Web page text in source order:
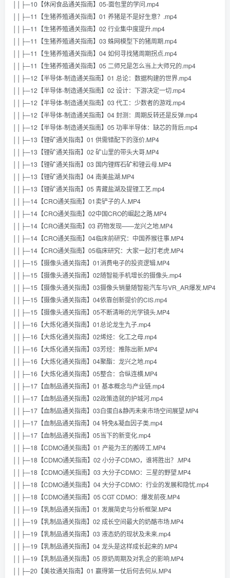
││├─10【休闲食品通关指南】05-面包里的学问.mp4
││├─11【生猪养殖通关指南】01 养猪是不是好生意？.mp4
││├─11【生猪养殖通关指南】02 行业集中度提升.mp4
││├─11【生猪养殖通关指南】03 蛛网模型下的猪周期.mp4
││├─11【生猪养殖通关指南】04 如何寻找猪周期拐点.mp4
││├─11【生猪养殖通关指南】05 二师兄是怎么当上大师兄的.mp4
││├─12【半导体-制造通关指南】01 总论：数据构建的世界.mp4
││├─12【半导体-制造通关指南】02 设计：下游决定一切.mp4
││├─12【半导体-制造通关指南】03 代工：少数者的游戏.mp4
││├─12【半导体-制造通关指南】04 封测：周期反转还是反弹.mp4
││├─12【半导体-制造通关指南】05 功率半导体：缺芯的背后.mp4
││├─13【锂矿通关指南】01 供需错配下的涨价.MP4
││├─13【锂矿通关指南】02 矿山里的带头大哥.MP4
││├─13【锂矿通关指南】03 国内锂辉石矿和锂云母.MP4
││├─13【锂矿通关指南】04 南美盐湖.MP4
││├─13【锂矿通关指南】05 青藏盐湖及提锂工艺.mp4
││├─14【CRO通关指南】01卖铲子的人.MP4
││├─14【CRO通关指南】02中国CRO的崛起之路.MP4
││├─14【CRO通关指南】03 药物发现——龙兴之地.MP4
││├─14【CRO通关指南】04临床前研究：中国养猴往事.MP4
││├─14【CRO通关指南】05临床研究：大家一起打老虎.MP4
││├─15【摄像头通关指南】01消费电子的投资逻辑.MP4
││├─15【摄像头通关指南】02随智能手机增长的摄像头.mp4
││├─15【摄像头通关指南】03摄像头销量随智能汽车与VR_AR爆发.MP4
││├─15【摄像头通关指南】04依靠创新提价的CIS.mp4
││├─15【摄像头通关指南】05不断清晰的光学镜头.MP4
││├─16【大炼化通关指南】01总论龙生九子.mp4
││├─16【大炼化通关指南】02烯烃：化工之母.mp4
││├─16【大炼化通关指南】03芳烃：推陈出新.MP4
││├─16【大炼化通关指南】04聚酯：龙兴之地.mp4
││├─16【大炼化通关指南】05整合：合纵连横.MP4
││├─17【血制品通关指南】01 基本概念与产业链.mp4
││├─17【血制品通关指南】02政策造就的护城河.mp4
││├─17【血制品通关指南】03白蛋白&静丙未来市场空间展望.MP4
││├─17【血制品通关指南】04 特免&凝血因子类.mp4
││├─17【血制品通关指南】05当下的新变化.mp4
││├─18【CDMO通关指南】01 产能为王的搬砖工.MP4
││├─18【CDMO通关指南】02 小分子CDMO，谁将胜出？.MP4
││├─18【CDMO通关指南】03 大分子CDMO：三星的野望.MP4
││├─18【CDMO通关指南】04 大分子CDMO：行业的发展和隐忧.mp4
││├─18【CDMO通关指南】05 CGT CDMO：爆发前夜.MP4
││├─19【乳制品通关指南】01 发展简史与分析框架.MP4
││├─19【乳制品通关指南】02 成长空间最大的奶酪市场.MP4
││├─19【乳制品通关指南】03 液态奶的现状及未来.mp4
││├─19【乳制品通关指南】04 龙头是这样成长起来的.MP4
││├─19【乳制品通关指南】05 原奶周期及对乳企的影响.MP4
││├─20【美妆通关指南】01 赢得第一仗后何去何从.MP4